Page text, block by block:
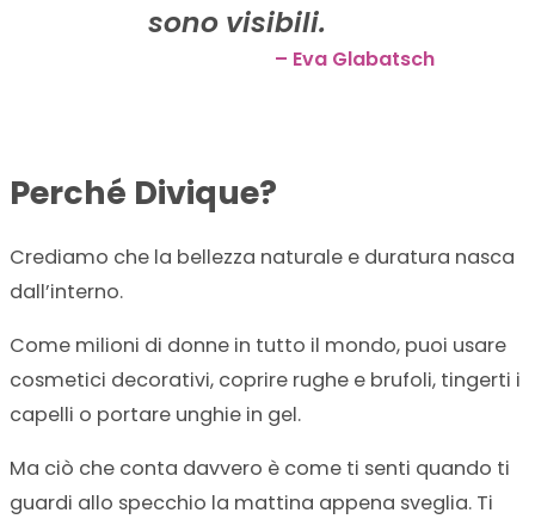
sono visibili.
– Eva Glabatsch
Perché Divique?
Crediamo che la bellezza naturale e duratura nasca
dall’interno.
Come milioni di donne in tutto il mondo, puoi usare
cosmetici decorativi, coprire rughe e brufoli, tingerti i
capelli o portare unghie in gel.
Ma ciò che conta davvero è come ti senti quando ti
guardi allo specchio la mattina appena sveglia. Ti